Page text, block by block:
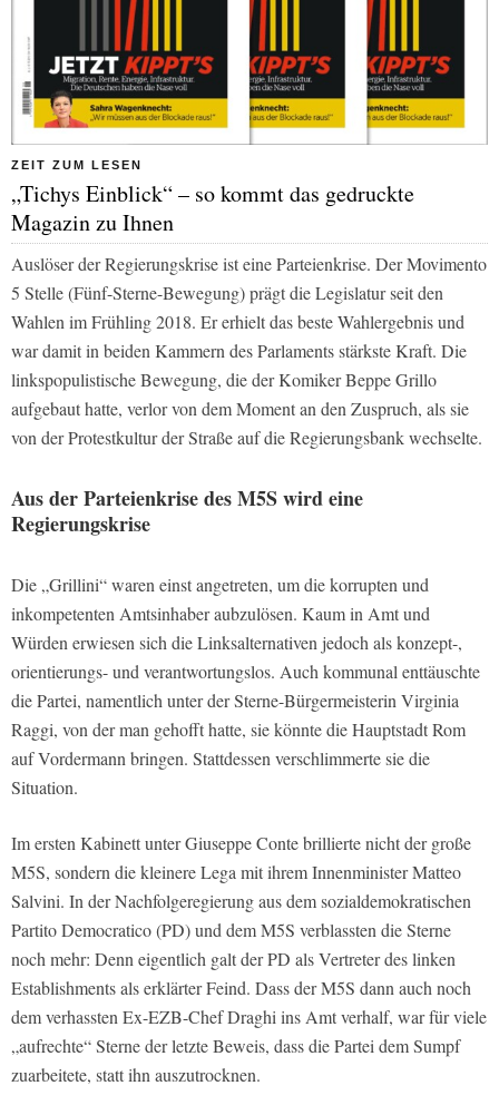
ZEIT ZUM LESEN
„Tichys Einblick“ – so kommt das gedruckte
Magazin zu Ihnen
Auslöser der Regierungskrise ist eine Parteienkrise. Der Movimento
5 Stelle (Fünf-Sterne-Bewegung) prägt die Legislatur seit den
Wahlen im Frühling 2018. Er erhielt das beste Wahlergebnis und
war damit in beiden Kammern des Parlaments stärkste Kraft. Die
linkspopulistische Bewegung, die der Komiker Beppe Grillo
aufgebaut hatte, verlor von dem Moment an den Zuspruch, als sie
von der Protestkultur der Straße auf die Regierungsbank wechselte.
Aus der Parteienkrise des M5S wird eine
Regierungskrise
Die „Grillini“ waren einst angetreten, um die korrupten und
inkompetenten Amtsinhaber aubzulösen. Kaum in Amt und
Würden erwiesen sich die Linksalternativen jedoch als konzept-,
orientierungs- und verantwortungslos. Auch kommunal enttäuschte
die Partei, namentlich unter der Sterne-Bürgermeisterin Virginia
Raggi, von der man gehofft hatte, sie könnte die Hauptstadt Rom
auf Vordermann bringen. Stattdessen verschlimmerte sie die
Situation.
Im ersten Kabinett unter Giuseppe Conte brillierte nicht der große
M5S, sondern die kleinere Lega mit ihrem Innenminister Matteo
Salvini. In der Nachfolgeregierung aus dem sozialdemokratischen
Partito Democratico (PD) und dem M5S verblassten die Sterne
noch mehr: Denn eigentlich galt der PD als Vertreter des linken
Establishments als erklärter Feind. Dass der M5S dann auch noch
dem verhassten Ex-EZB-Chef Draghi ins Amt verhalf, war für viele
„aufrechte“ Sterne der letzte Beweis, dass die Partei dem Sumpf
zuarbeitete, statt ihn auszutrocknen.